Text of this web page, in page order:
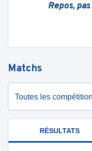
Repos,
Matchs
Toutes les
RÉSULTATS